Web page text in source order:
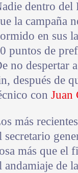
dentro
la campaña
en sus
puntos de
no despertar
después de
con Juan
más
secretario
más que el
andamiaje de